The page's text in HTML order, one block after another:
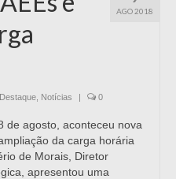
AGO 2018
Destaque Notícias | 0
de agosto, aconteceu nova
da carga horária
de Morais, Diretor
apresentou uma